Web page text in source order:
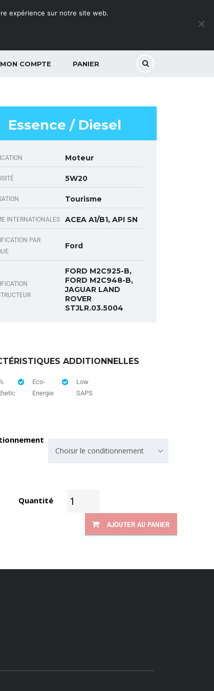
MON COMPTE PANIER
Essence / Diesel
Moteur
5W20
Tourisme
INTERNATIONALES ACEA A1/B1, API SN
PAR
Ford
FORD M2C925-B,
FORD M2C948-B,
JAGUAR LAND
ROVER
STJLR.03.5004
ADDITIONNELLES
Eco-
Energie
Low
SAPS
Choisir le conditionnement
Quantité
AJOUTER AU PANIER
expérience sur notre site web.